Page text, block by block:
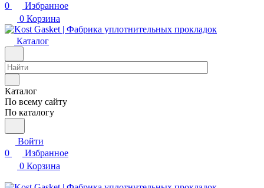
0
Избранное
0 Корзина
Каталог
Каталог
По всему сайту
По каталогу
Войти
0
Избранное
0 Корзина